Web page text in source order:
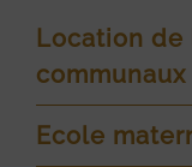
Location
communaux
Ecole